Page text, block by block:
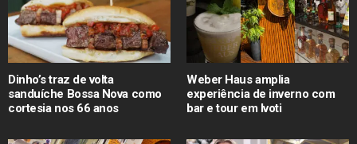
Dinho’s traz de volta
sanduíche Bossa Nova como
cortesia nos 66 anos
Weber Haus amplia
experiência de inverno com
bar e tour em Ivoti